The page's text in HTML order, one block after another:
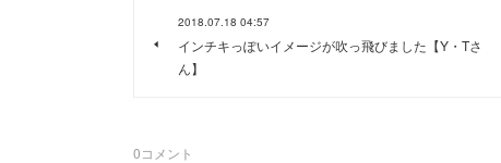
2018.07.18 04:57
インチキっぽいイメージが吹っ飛びました【Y・Tさ
ん】
0コメント